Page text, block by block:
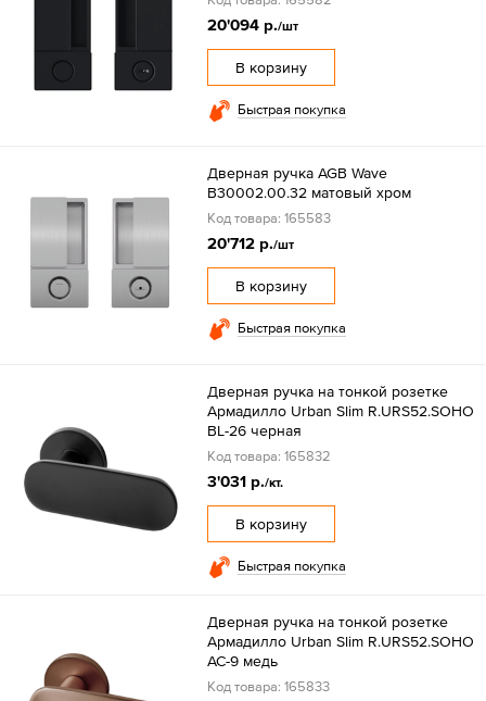
20'094 р./шт
В корзину
Быстрая покупка
Дверная ручка AGB Wave
B30002.00.32 матовый хром
Код товара: 165583
20'712 р./шт
В корзину
Быстрая покупка
Дверная ручка на тонкой розетке
Армадилло Urban Slim R.URS52.SOHO
BL-26 черная
Код товара: 165832
3'031 р./кт.
В корзину
Быстрая покупка
Дверная ручка на тонкой розетке
Армадилло Urban Slim R.URS52.SOHO
AC-9 медь
Код товара: 165833